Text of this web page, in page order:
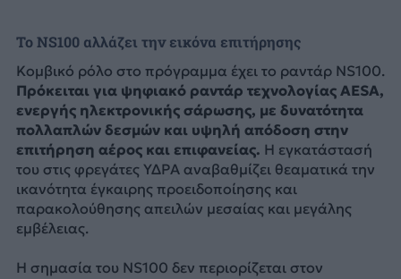
Το NS100 αλλάζει την εικόνα επιτήρησης
Κομβικό ρόλο στο πρόγραμμα έχει το ραντάρ NS100.
Πρόκειται για ψηφιακό ραντάρ τεχνολογίας AESA,
ενεργής ηλεκτρονικής σάρωσης, με δυνατότητα
πολλαπλών δεσμών και υψηλή απόδοση στην
επιτήρηση αέρος και επιφανείας. Η εγκατάστασή
του στις φρεγάτες ΥΔΡΑ αναβαθμίζει θεαματικά την
ικανότητα έγκαιρης προειδοποίησης και
παρακολούθησης απειλών μεσαίας και μεγάλης
εμβέλειας.
Η σημασία του NS100 δεν περιορίζεται στον